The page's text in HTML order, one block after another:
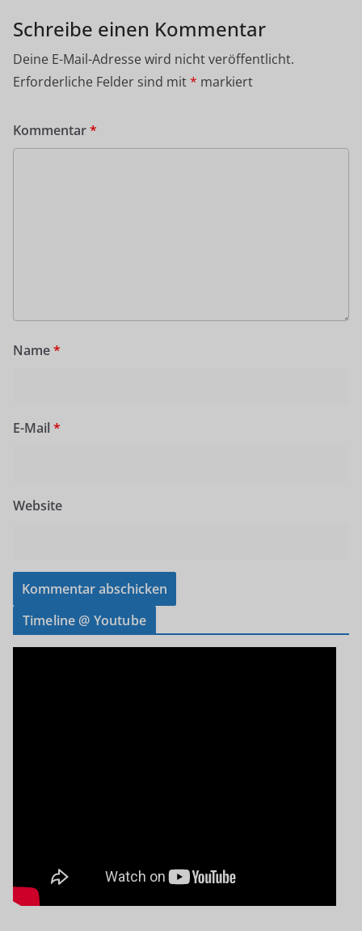
Schreibe einen Kommentar
Deine E-Mail-Adresse wird nicht veröffentlicht.
Erforderliche Felder sind mit* markiert
Kommentar*
Name*
E-Mail *
Website
Timeline @ Youtube